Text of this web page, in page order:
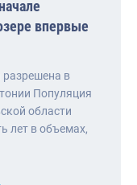
впервые
в
Популяция
области
лет в объемах,